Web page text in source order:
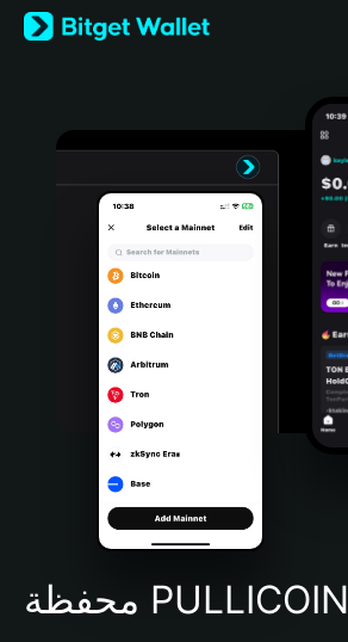
English
日本語
Türkçe
Português (Portugal)
Bahasa Indonesia
Português (Brasil)
Español (Argentina)
محفظة PULLICOIN